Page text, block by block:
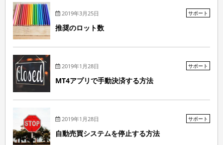
2019年3月25日 サポート
推奨のロット数
2019年1月28日 サポート
MT4アプリで手動決済する方法
2019年1月28日 サポート
自動売買システムを停止する方法